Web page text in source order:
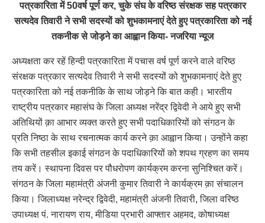
पत्रकारिता में 50वर्ष पूर्ण कर, चुके संघ के वरिष्ठ संरक्षक सह पत्रकार
सत्यदेव तिवारी ने सभी सदस्यों को शुभकामनाएं देते हुए पत्रकारिता को नई
तकनीक से जोड़ने का आह्वान किया- नजरिया न्यूज
अध्यक्षता कर रहें हिन्दी पत्रकारिता में पचास वर्ष पूर्ण करने वाले वरिष्ठ
संरक्षक पत्रकार सत्यदेव तिवारी ने सभी सदस्यों को शुभकामनाएं देते हुए
पत्रकारिता को नई तकनीकि के साथ जोड़ने कि बात कही। भारतीय
राष्ट्रीय पत्रकार महासंघ के जिला अध्यक्ष नरेंद्र द्विवेदी ने आये हुए सभी
अतिथियों क़ा आभार व्यक्त करते हुए सभी पदाधिकारियों को संगठन के
प्रति निष्ठा के साथ रचनात्मक कार्य करने क़ा आह्वान किया। उन्होंने कहा
कि सभी तहसील इकाई संगठन के पदाधिकारियों को शपथ ग्रहण का समय
तय करें। स्थापना दिवस पर पौधरोपण कार्यक्रम करना सुनिश्चित करें।
संगठन के जिला महामंत्री अंजनी कुमार तिवारी ने कार्यक्रम क़ा संचालन
किया। जिलाध्यक्ष नरेन्द्र द्विवेदी, महामंत्री अंजनी तिवारी, जिला वरिष्ठ
उपाध्यक्ष पं. नारायण राय, मीडिया प्रभारी आफ्तार अहमद, कोषाध्यक्ष